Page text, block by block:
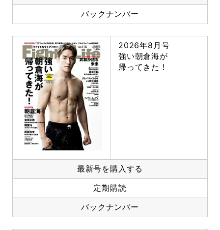
バックナンバー
2026年8月号
強い朝倉海が
帰ってきた！
最新号を購入する
定期購読
バックナンバー